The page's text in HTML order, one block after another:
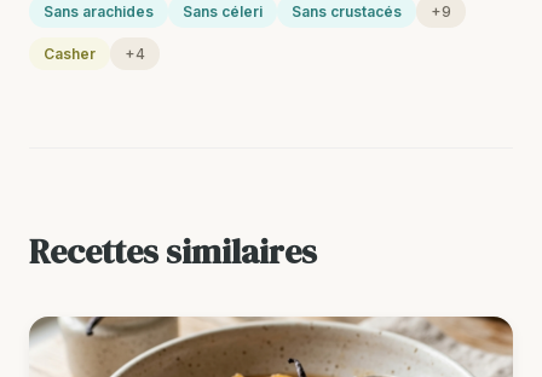
Sans arachides Sans céleri Sans crustacés +9
Casher +4
Recettes similaires